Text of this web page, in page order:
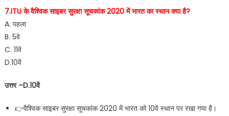
7.ITU के वैश्विक साइबर सुरक्षा सूचकांक 2020 में भारत का स्थान क्या है?
A. पहला
B. 5वे
C. 11वे
D.10वें
उत्तर –D.10वें
👉वैश्विक साइबर सुरक्षा सूचकांक 2020 में भारत को 10वें स्थान पर रखा गया है।